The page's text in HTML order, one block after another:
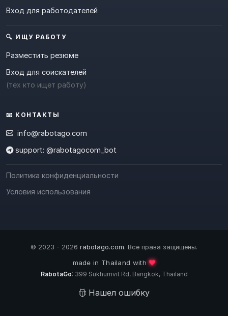
Вход для работодателей
🔍 ИЩУ РАБОТУ
Разместить резюме
Вход для соискателей
(тех кто ищет работу)
📧 КОНТАКТЫ
info@rabotago.com
support: @rabotagocom_bot
Политика конфиденциальности
Условия использования
© 2023 - 2026 rabotago.com. Все права защищены.
made in Thailand with❤️
RabotaGo: 399 Sukhumvit Rd, Bangkok, Thailand
Нашел ошибку